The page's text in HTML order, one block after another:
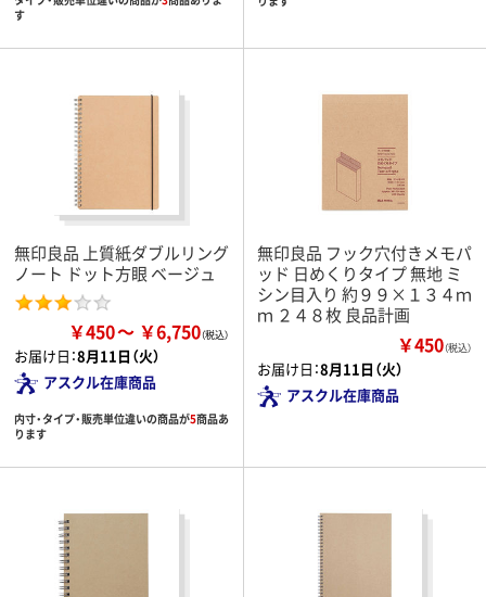
す
無印良品 上質紙ダブルリング
ノート ドット方眼 ベージュ
￥450 ￥6,750
お届け日：8月11日（火）
アスクル在庫商品
内寸・タイプ・販売単位違いの商品が5商品あ
ります
無印良品 フック穴付きメモパ
ッド 日めくりタイプ 無地 ミ
シン目入り 約９９×１３４ｍ
ｍ ２４８枚 良品計画
￥450（税込）
お届け日：8月11日（火）
アスクル在庫商品